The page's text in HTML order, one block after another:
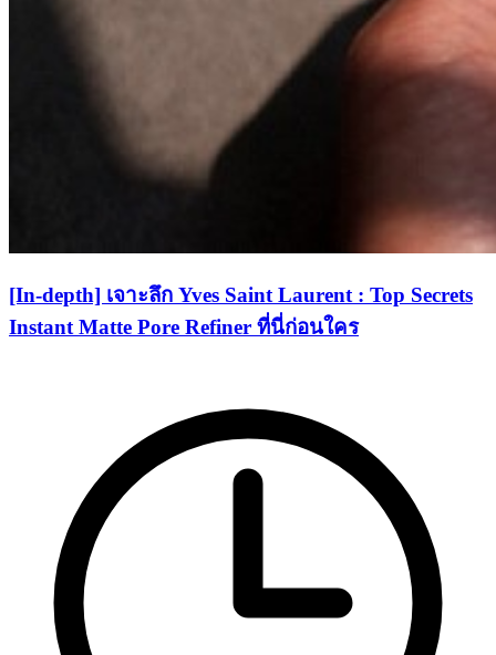
[In-depth] เจาะลึก Yves Saint Laurent : Top Secrets
Instant Matte Pore Refiner ที่นี่ก่อนใคร